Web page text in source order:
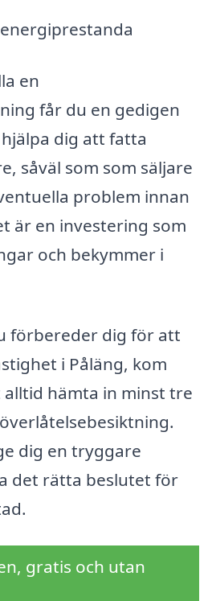
en
får du en gedigen
dig att fatta
såväl som som säljare
problem innan
är en investering som
och bekymmer i
förbereder dig för att
i Påläng, kom
hämta in minst tre
dig en tryggare
det rätta beslutet för
gratis och utan